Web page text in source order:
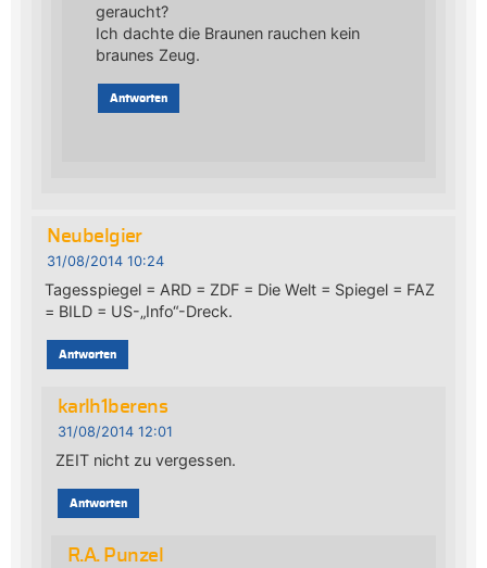
geraucht?
Ich dachte die Braunen rauchen kein
braunes Zeug.
Antworten
Neubelgier
31/08/2014 10:24
Tagesspiegel = ARD = ZDF = Die Welt = Spiegel = FAZ
= BILD = US-„Info“-Dreck.
Antworten
karlh1berens
31/08/2014 12:01
ZEIT nicht zu vergessen.
Antworten
R.A. Punzel